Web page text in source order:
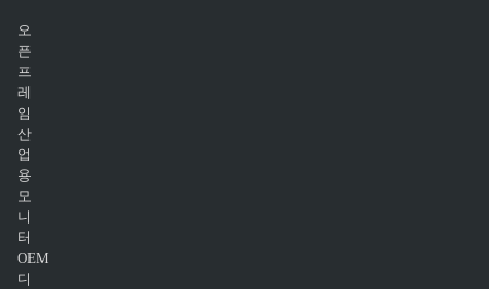
오
픈
프
레
임
산
업
용
모
니
터
OEM
디